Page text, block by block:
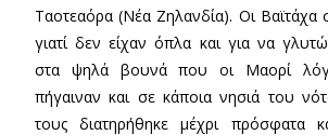
Ταοτεαόρα (Νέα Ζηλανδία). Οι Βαϊτάχα
γιατί δεν είχαν όπλα και για να
στα ψηλά βουνά που οι Μαορί
πήγαιναν και σε κάποια νησιά του
τους διατηρήθηκε μέχρι πρόσφατα